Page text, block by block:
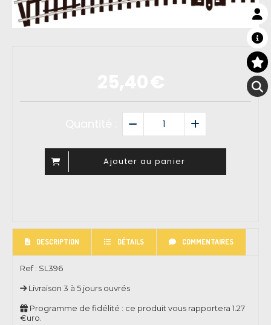
Ajouter au panier
DESCRIPTION DÉTAILS COMMENTAIRES
Ref : SL396
Livraison 3 à 5 jours ouvrés
Programme de fidélité : ce produit vous rapportera 1.27
€uro.